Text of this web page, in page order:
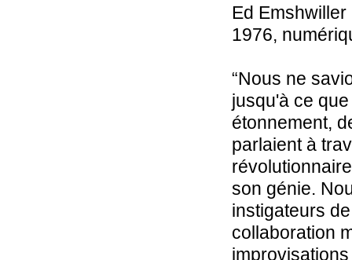
Ed Emshwiller
1976,
“Nous ne
jusqu'à ce
étonnement,
parlaient à
son génie.
instigateurs
collaboration